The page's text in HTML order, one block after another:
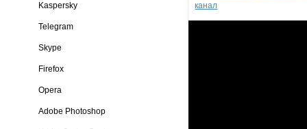
Kaspersky
Telegram
Skype
Firefox
Opera
Adobe Photoshop
канал